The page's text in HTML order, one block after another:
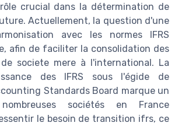
crucial dans la détermination de
Actuellement, la question d'une
avec les normes IFRS
afin de faciliter la consolidation des
societe mere à l'international. La
des IFRS sous l'égide de
Standards Board marque un
sociétés en France
le besoin de transition ifrs, ce